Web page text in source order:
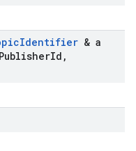
Identifier & a
PublisherId ,